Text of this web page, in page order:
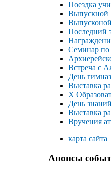
Поездка
Выпускной
Последний
Семинар по
Встреча с
День
Выставка
Х
День
Выставка
Вручения
карта сайта
Анонсы